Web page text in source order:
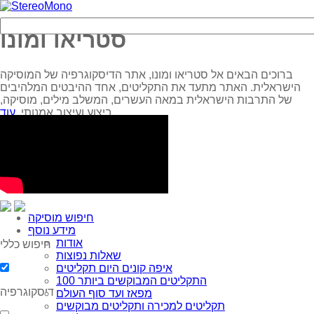
סטריאו ומונו
ברוכים הבאים אל סטריאו ומונו, אתר הדיסקוגרפיה של המוסיקה
הישראלית. האתר מתעד את התקליטים, אחד ההיבטים המלהיבים
של התרבות הישראלית במאה העשרים, המשלב מילים, מוסיקה,
ביצוע ועיצוב אמנותי.עוד...
חיפוש מוסיקה
מידע נוסף
אודות
שאלות נפוצות
איפה קונים היום תקליטים
100 התקליטים המבוקשים ביותר
מפאז ועד סוף העולם
תקליטים למכירה ותקליטים מבוקשים
חיפוש כללי
דיסקוגרפיה